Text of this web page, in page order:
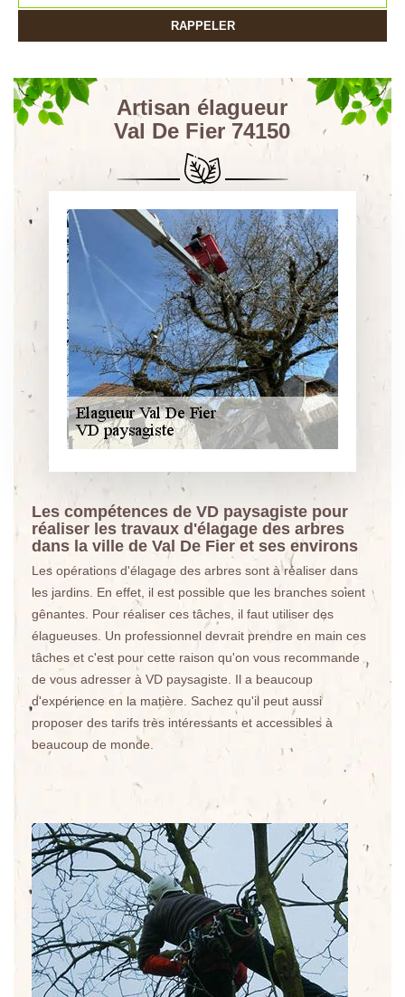
Artisan élagueur
Val De Fier 74150
Les compétences de VD paysagiste pour
réaliser les travaux d'élagage des arbres
dans la ville de Val De Fier et ses environs
Les opérations d'élagage des arbres sont à réaliser dans
les jardins. En effet, il est possible que les branches soient
gênantes. Pour réaliser ces tâches, il faut utiliser des
élagueuses. Un professionnel devrait prendre en main ces
tâches et c'est pour cette raison qu'on vous recommande
de vous adresser à VD paysagiste. Il a beaucoup
d'expérience en la matière. Sachez qu'il peut aussi
proposer des tarifs très intéressants et accessibles à
beaucoup de monde.